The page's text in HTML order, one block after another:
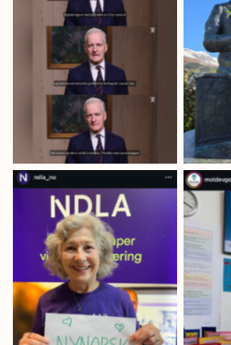
Statsminister
Jonas Gahr Støre
gratulerte alle med
nynorskdagen i ein
eigen video.
i
Nasjonal digital
læringsarena
(NDLA) har alle
læringsressursar på
nynorsk!
På